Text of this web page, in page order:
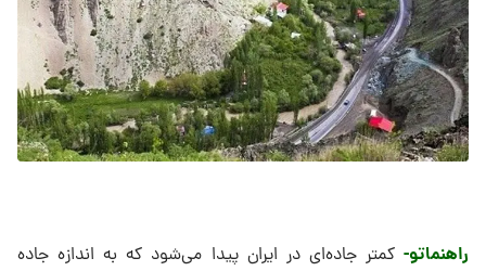
راهنماتو-کمتر جاده‌ای در ایران پیدا می‌شود که به اندازه جاده